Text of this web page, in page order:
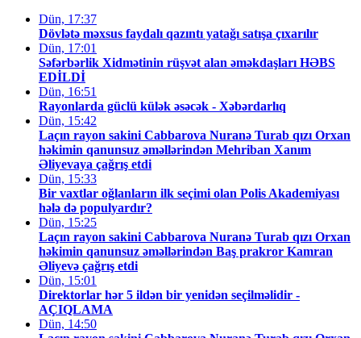
Dün, 17:37
Dövlətə məxsus faydalı qazıntı yatağı satışa çıxarılır
Dün, 17:01
Səfərbərlik Xidmətinin rüşvət alan əməkdaşları HƏBS
EDİLDİ
Dün, 16:51
Rayonlarda güclü külək əsəcək - Xəbərdarlıq
Dün, 15:42
Laçın rayon sakini Cabbarova Nuranə Turab qızı Orxan
həkimin qanunsuz əməllərindən Mehriban Xanım
Əliyevaya çağrış etdi
Dün, 15:33
Bir vaxtlar oğlanların ilk seçimi olan Polis Akademiyası
hələ də populyardır?
Dün, 15:25
Laçın rayon sakini Cabbarova Nuranə Turab qızı Orxan
həkimin qanunsuz əməllərindən Baş prakror Kamran
Əliyevə çağrış etdi
Dün, 15:01
Direktorlar hər 5 ildən bir yenidən seçilməlidir -
AÇIQLAMA
Dün, 14:50